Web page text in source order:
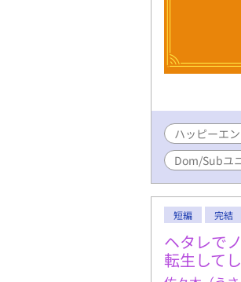
ハッピーエ
Dom/Subユ
短編 完結
ヘタレで
転生して